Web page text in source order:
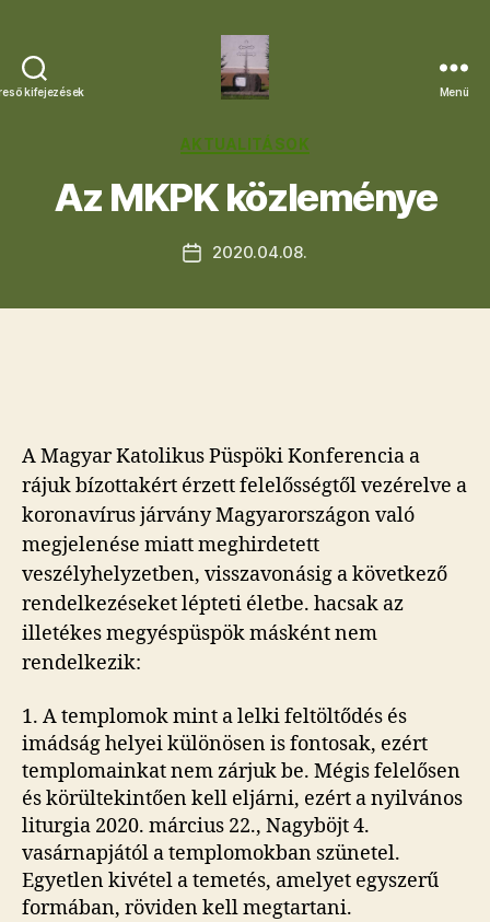
kifejezések
Egyházközség
Menü
Kategóriák
AKTUALITÁSOK
Az MKPK közleménye
Bejegyzés
2020.04.08.
A Magyar Katolikus Püspöki Konferencia a
rájuk bízottakért érzett felelősségtől vezérelve a
koronavírus járvány Magyarországon való
megjelenése miatt meghirdetett
veszélyhelyzetben, visszavonásig a következő
rendelkezéseket lépteti életbe. hacsak az
illetékes megyéspüspök másként nem
rendelkezik:
1. A templomok mint a lelki feltöltődés és
imádság helyei különösen is fontosak, ezért
templomainkat nem zárjuk be. Mégis felelősen
és körültekintően kell eljárni, ezért a nyilvános
liturgia 2020. március 22., Nagyböjt 4.
vasárnapjától a templomokban szünetel.
Egyetlen kivétel a temetés, amelyet egyszerű
formában, röviden kell megtartani.